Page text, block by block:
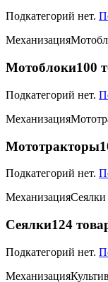
Подкатегорий нет.
Механизация
Мотоблоки100
Подкатегорий нет.
Механизация
Мототракторы
Подкатегорий нет.
МеханизацияСеялки
Сеялки124
Подкатегорий нет.
Механизация